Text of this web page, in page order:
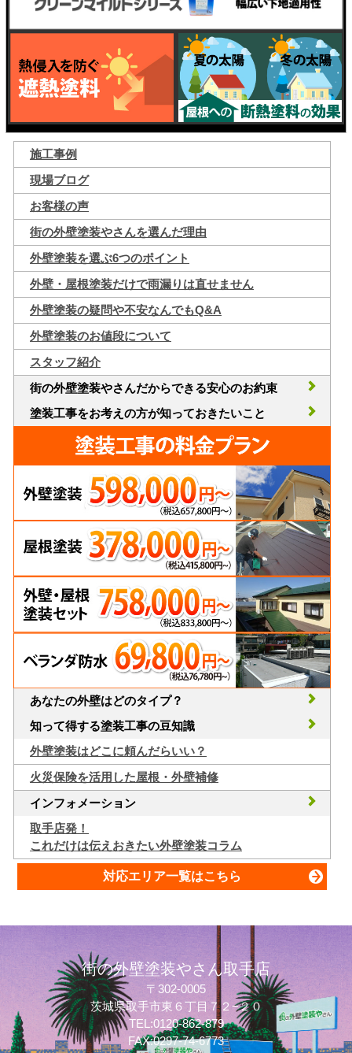
施工事例
現場ブログ
お客様の声
街の外壁塗装やさんを選んだ理由
外壁塗装を選ぶ6つのポイント
外壁・屋根塗装だけで雨漏りは直せません
外壁塗装の疑問や不安なんでもQ&A
外壁塗装のお値段について
スタッフ紹介
街の外壁塗装やさんだからできる安心のお約束
塗装工事をお考えの方が知っておきたいこと
あなたの外壁はどのタイプ？
知って得する塗装工事の豆知識
外壁塗装はどこに頼んだらいい？
火災保険を活用した屋根・外壁補修
インフォメーション
取手店発！
これだけは伝えおきたい外壁塗装コラム
対応エリア一覧はこちら
街の外壁塗装やさん取手店
〒302-0005
茨城県取手市東６丁目７２−２０
TEL:0120-862-879
FAX:0297-74-6773